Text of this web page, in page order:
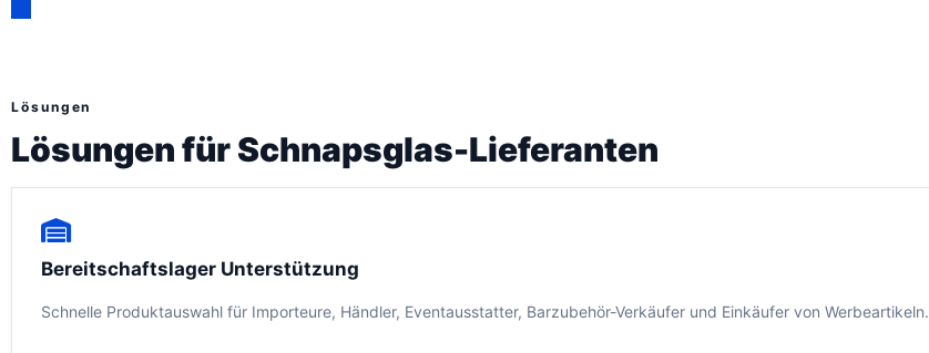
Lösungen
Lösungen für Schnapsglas-Lieferanten
Bereitschaftslager Unterstützung
Schnelle Produktauswahl für Importeure, Händler, Eventausstatter, Barzubehör-Verkäufer und Einkäufer von Werbeartikeln.